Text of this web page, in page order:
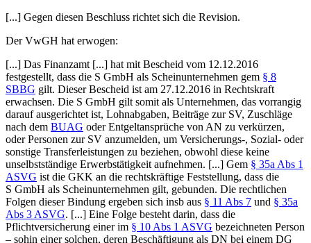
[...] Gegen diesen Beschluss richtet sich die Revision.
Der VwGH hat erwogen:
[...] Das Finanzamt [...] hat mit Bescheid vom 12.12.2016
festgestellt, dass die S GmbH als Scheinunternehmen gem § 8
SBBG gilt. Dieser Bescheid ist am 27.12.2016 in Rechtskraft
erwachsen. Die S GmbH gilt somit als Unternehmen, das vorrangig
darauf ausgerichtet ist, Lohnabgaben, Beiträge zur SV, Zuschläge
nach dem BUAG oder Entgeltansprüche von AN zu verkürzen,
oder Personen zur SV anzumelden, um Versicherungs-, Sozial- oder
sonstige Transferleistungen zu beziehen, obwohl diese keine
unselbstständige Erwerbstätigkeit aufnehmen. [...] Gem § 35a Abs 1
ASVG ist die GKK an die rechtskräftige Feststellung, dass die
S GmbH als Scheinunternehmen gilt, gebunden. Die rechtlichen
Folgen dieser Bindung ergeben sich insb aus § 11 Abs 7 und § 35a
Abs 3 ASVG. [...] Eine Folge besteht darin, dass die
Pflichtversicherung einer im § 10 Abs 1 ASVG bezeichneten Person
– sohin einer solchen, deren Beschäftigung als DN bei einem DG